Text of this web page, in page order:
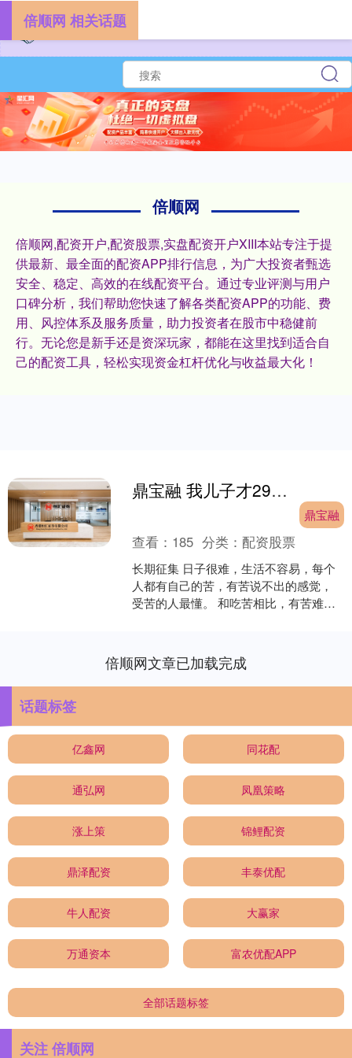
倍顺网
倍顺网,配资开户,配资股票,实盘配资开户XIII‌本站专注于提
供最新、最全面的配资APP排行信息，为广大投资者甄选
安全、稳定、高效的在线配资平台。通过专业评测与用户
口碑分析，我们帮助您快速了解各类配资APP的功能、费
用、风控体系及服务质量，助力投资者在股市中稳健前
行。无论您是新手还是资深玩家，都能在这里找到适合自
己的配资工具，轻松实现资金杠杆优化与收益最大化！
倍顺网 相关话题
鼎宝融 我儿子才29岁，癌症复发，我天天以泪洗面，怎么生活下去？丨叶檀回信
鼎宝融
查看： 185 分类：配资股票
长期征集 日子很难，生活不容易，每个
人都有自己的苦，有苦说不出的感觉，
受苦的人最懂。 和吃苦相比，有苦难
倍顺网文章已加载完成
话题标签
亿鑫网 同花配
通弘网 凤凰策略
涨上策 锦鲤配资
鼎泽配资 丰泰优配
牛人配资 大赢家
万通资本 富农优配APP
全部话题标签
关注 倍顺网